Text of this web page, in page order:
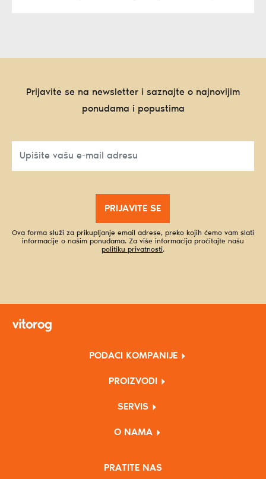
Prijavite se na newsletter i saznajte o najnovijim
ponudama i popustima
PRIJAVITE SE
Ova forma služi za prikupljanje email adrese, preko kojih ćemo vam slati
informacije o našim ponudama. Za više informacija pročitajte našu
politiku privatnosti.
PODACI KOMPANIJE
PROIZVODI
SERVIS
O NAMA
PRATITE NAS